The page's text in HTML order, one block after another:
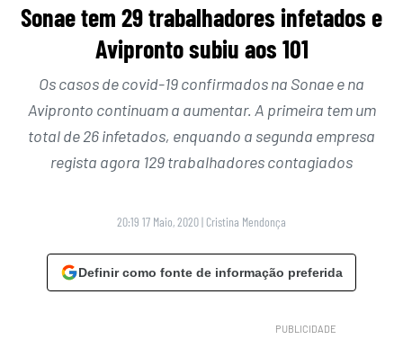
Sonae tem 29 trabalhadores infetados e
Avipronto subiu aos 101
Os casos de covid-19 confirmados na Sonae e na
Avipronto continuam a aumentar. A primeira tem um
total de 26 infetados, enquando a segunda empresa
regista agora 129 trabalhadores contagiados
20:19 17 Maio, 2020| Cristina Mendonça
Definir como fonte de informação preferida